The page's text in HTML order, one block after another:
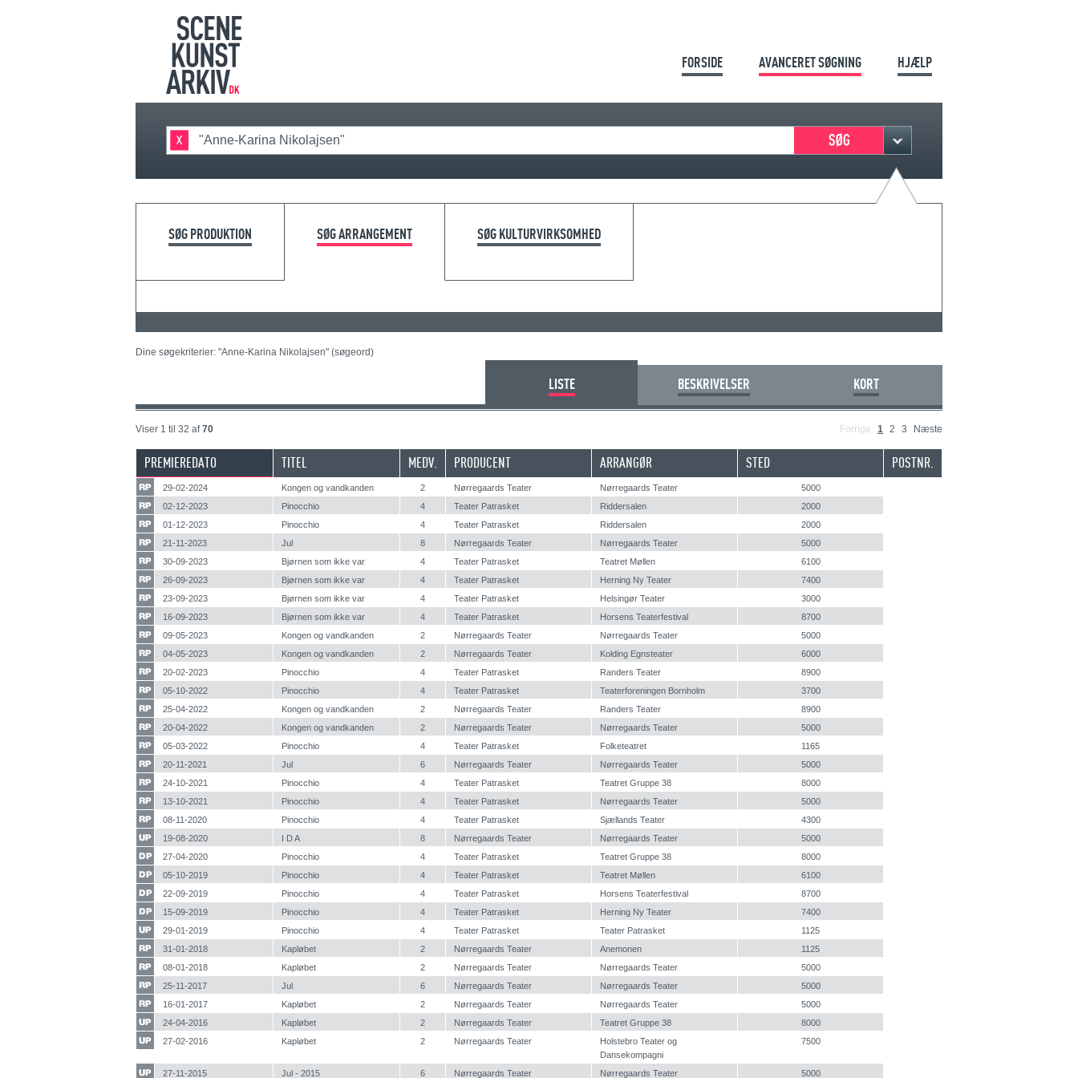
FORSIDE AVANCERET SØGNING HJÆLP
SØG PRODUKTION SØG ARRANGEMENT SØG KULTURVIRKSOMHED
Dine søgekriterier: "Anne-Karina Nikolajsen" (søgeord)
LISTE BESKRIVELSER KORT
Viser 1 til 32 af70 Forrige 1 2 3 Næste
PREMIEREDATO TITEL MEDV. PRODUCENT ARRANGØR STED POSTNR.
29-02-2024 Kongen og vandkanden 2 Nørregaards Teater Nørregaards Teater
5000
02-12-2023
Pinocchio 4 Teater Patrasket Riddersalen
2000
01-12-2023
Pinocchio 4 Teater Patrasket Riddersalen
2000
21-11-2023
Jul 8 Nørregaards Teater Nørregaards Teater
5000
30-09-2023
Bjørnen som ikke var 4 Teater Patrasket Teatret Møllen
6100
26-09-2023
Bjørnen som ikke var 4 Teater Patrasket Herning Ny Teater
7400
23-09-2023
Bjørnen som ikke var 4 Teater Patrasket Helsingør Teater
3000
16-09-2023
Bjørnen som ikke var 4 Teater Patrasket Horsens Teaterfestival
8700
09-05-2023
Kongen og vandkanden 2 Nørregaards Teater Nørregaards Teater
5000
04-05-2023
Kongen og vandkanden 2 Nørregaards Teater Kolding Egnsteater
6000
20-02-2023
Pinocchio 4 Teater Patrasket Randers Teater
8900
05-10-2022
Pinocchio 4 Teater Patrasket Teaterforeningen Bornholm
3700
25-04-2022
Kongen og vandkanden 2 Nørregaards Teater Randers Teater
8900
20-04-2022
Kongen og vandkanden 2 Nørregaards Teater Nørregaards Teater
5000
05-03-2022
Pinocchio 4 Teater Patrasket Folketeatret
1165
20-11-2021
Jul 6 Nørregaards Teater Nørregaards Teater
5000
24-10-2021
Pinocchio 4 Teater Patrasket Teatret Gruppe 38
8000
13-10-2021
Pinocchio 4 Teater Patrasket Nørregaards Teater
5000
08-11-2020
Pinocchio 4 Teater Patrasket Sjællands Teater
4300
19-08-2020
I D A 8 Nørregaards Teater Nørregaards Teater
5000
27-04-2020
Pinocchio 4 Teater Patrasket Teatret Gruppe 38
8000
05-10-2019
Pinocchio 4 Teater Patrasket Teatret Møllen
6100
22-09-2019
Pinocchio 4 Teater Patrasket Horsens Teaterfestival
8700
15-09-2019
Pinocchio 4 Teater Patrasket Herning Ny Teater
7400
29-01-2019
Pinocchio 4 Teater Patrasket Teater Patrasket
1125
31-01-2018
Kapløbet 2 Nørregaards Teater Anemonen
1125
08-01-2018
Kapløbet 2 Nørregaards Teater Nørregaards Teater
5000
25-11-2017
Jul 6 Nørregaards Teater Nørregaards Teater
5000
16-01-2017
Kapløbet 2 Nørregaards Teater Nørregaards Teater
5000
24-04-2016
Kapløbet 2 Nørregaards Teater Teatret Gruppe 38
8000
27-02-2016
Kapløbet 2 Nørregaards Teater
Holstebro Teater og
Dansekompagni
7500
27-11-2015 Jul - 2015 6 Nørregaards Teater Nørregaards Teater 5000